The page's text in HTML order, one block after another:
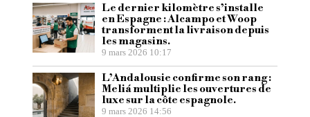
Le dernier kilomètre s’installe
en Espagne : Alcampo et Woop
transforment la livraison depuis
les magasins.
9 mars 2026 10:17
L’Andalousie confirme son rang :
Meliá multiplie les ouvertures de
luxe sur la côte espagnole.
9 mars 2026 14:56